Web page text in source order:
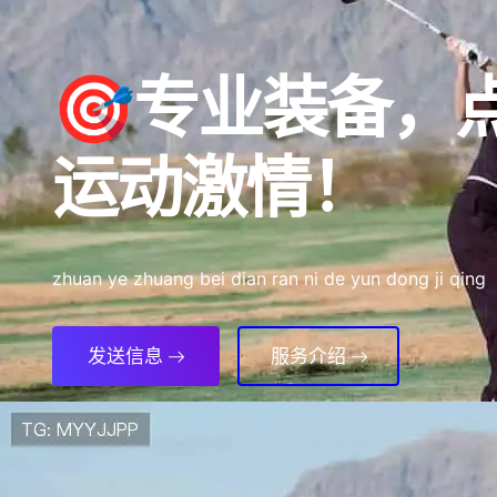
🎯专业装备，
运动激情！
zhuan ye zhuang bei dian ran ni de yun dong ji qing
发送信息 服务介绍